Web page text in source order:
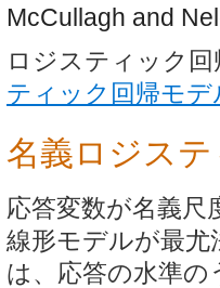
McCullagh and
ロジスティック
ティック回帰モデ
名義ロジス
応答変数が名義
線形モデルが最
は、応答の水準